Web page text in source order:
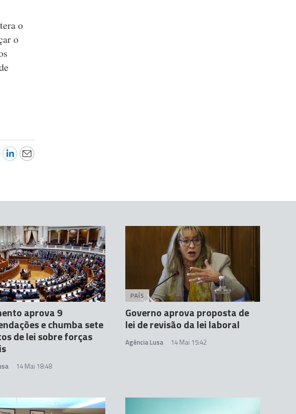
o
o
aprova 9
e chumba sete
de lei sobre forças
14 Mai 18:48
PAÍS
Governo aprova proposta de
lei de revisão da lei laboral
Agência Lusa 14 Mai 15:42